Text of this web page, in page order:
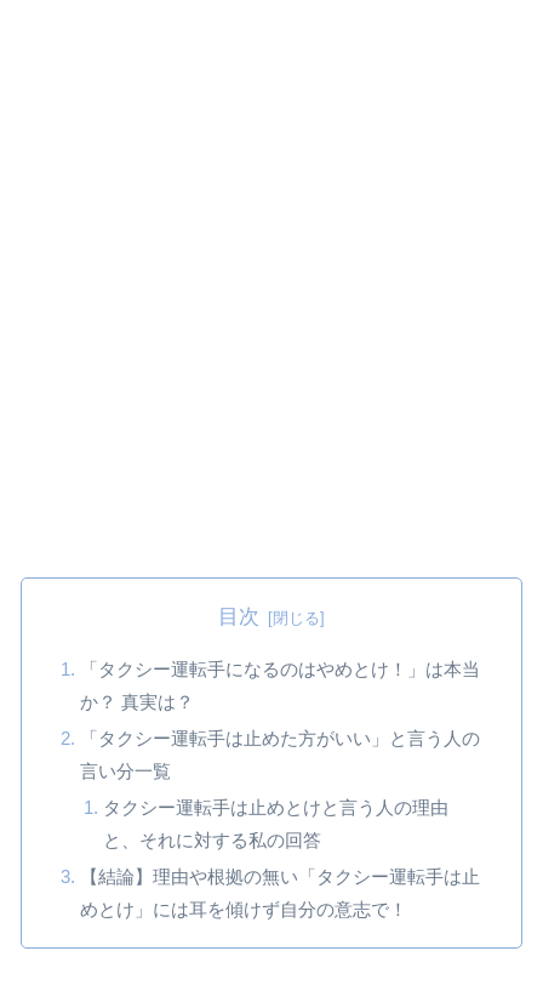
目次
「タクシー運転手になるのはやめとけ！」は本当
か？ 真実は？
「タクシー運転手は止めた方がいい」と言う人の
言い分一覧
タクシー運転手は止めとけと言う人の理由
と、それに対する私の回答
【結論】理由や根拠の無い「タクシー運転手は止
めとけ」には耳を傾けず自分の意志で！